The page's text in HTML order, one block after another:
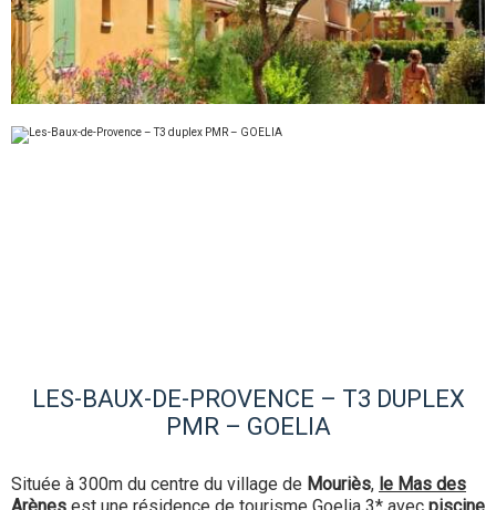
LES-BAUX-DE-PROVENCE – T3 DUPLEX
PMR – GOELIA
Située à 300m du centre du village de Mouriès, le Mas des